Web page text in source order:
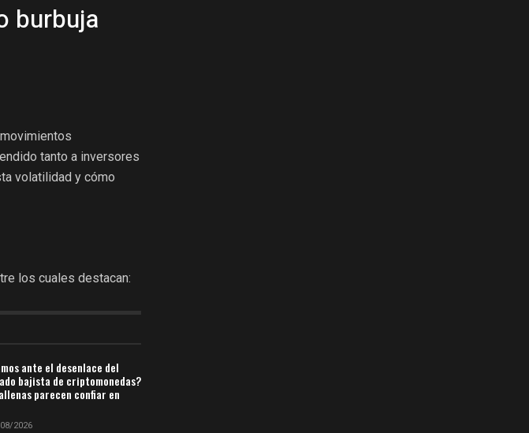
burbuja
tanto a inversores
volatilidad y cómo
los cuales destacan:
ante el desenlace del
bajista de criptomonedas?
parecen confiar en
2026